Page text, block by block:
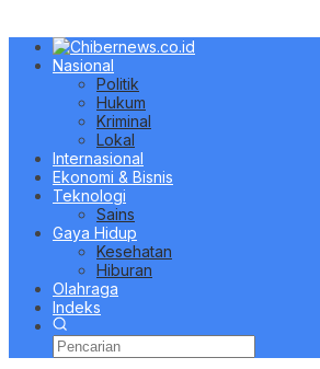
Nasional
Politik
Hukum
Kriminal
Lokal
Internasional
Ekonomi & Bisnis
Teknologi
Sains
Gaya Hidup
Kesehatan
Hiburan
Olahraga
Indeks